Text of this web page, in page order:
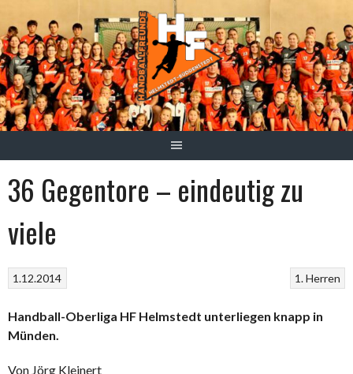
zum
Inhalt
36 Gegentore – eindeutig zu
viele
1. Herren
1.12.2014
Handball-Oberliga HF Helmstedt unterliegen knapp in
Münden.
Von Jörg Kleinert